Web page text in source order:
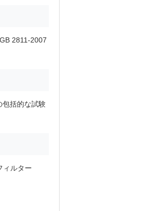
2811-2007
包括的な試験
ィルター